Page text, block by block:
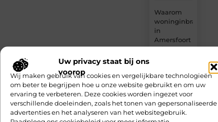
Uw privacy staat bij ons
voorop
Wij maken gebruik van cookies en vergelijkbare technologieën
om beter te begrijpen hoe u onze website gebruikt en om uw
ervaring te verbeteren. Deze cookies worden ingezet voor
verschillende doeleinden, zoals het tonen van gepersonaliseerde
advertenties en het analyseren van het websitegebruik.
Waarom
woninginbraken
in
Amersfoort
vaker
beveiligde
wijken
Betekenisvol
actief